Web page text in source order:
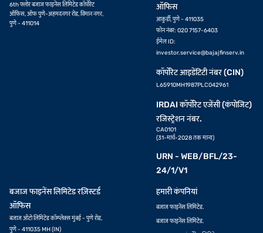
6th फ्लोर बजाज फाइनेंस लिमिटेड कॉर्पोरेट
ऑफिस, ऑफ पुणे-अहमदनगर रोड, विमान नगर,
पुणे - 411014
ऑफिस
आकुर्डी, पुणे - 411035
फोन नंबर: 020 7157-6403
ईमेल ID:
investor.service@bajajfinserv.in
कॉर्पोरेट आइडेंटिटी नंबर (CIN)
L65910MH1987PLC042961
IRDAI कॉर्पोरेट एजेंसी (कंपोजिट)
रजिस्ट्रेशन नंबर.
CA0101
(31-मार्च-2028 तक मान्य)
URN - WEB/BFL/23-
24/1/V1
बजाज फाइनेंस लिमिटेड रज़िस्टर्ड
ऑफिस
बजाज ऑटो लिमिटेड कॉम्प्लेक्स मुंबई - पुणे रोड,
पुणे - 411035 MH (IN)
हमारी कंपनियां
बजाज फाइनेंस लिमिटेड.
बजाज फाइनेंस लिमिटेड.